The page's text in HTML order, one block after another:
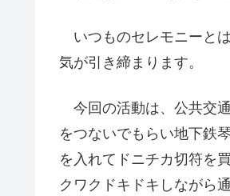
いつものセレモニーと
気が引き締まります。
今回の活動は、公共交
をつないでもらい地下鉄
を入れてドニチカ切符を
クワクドキドキしながら